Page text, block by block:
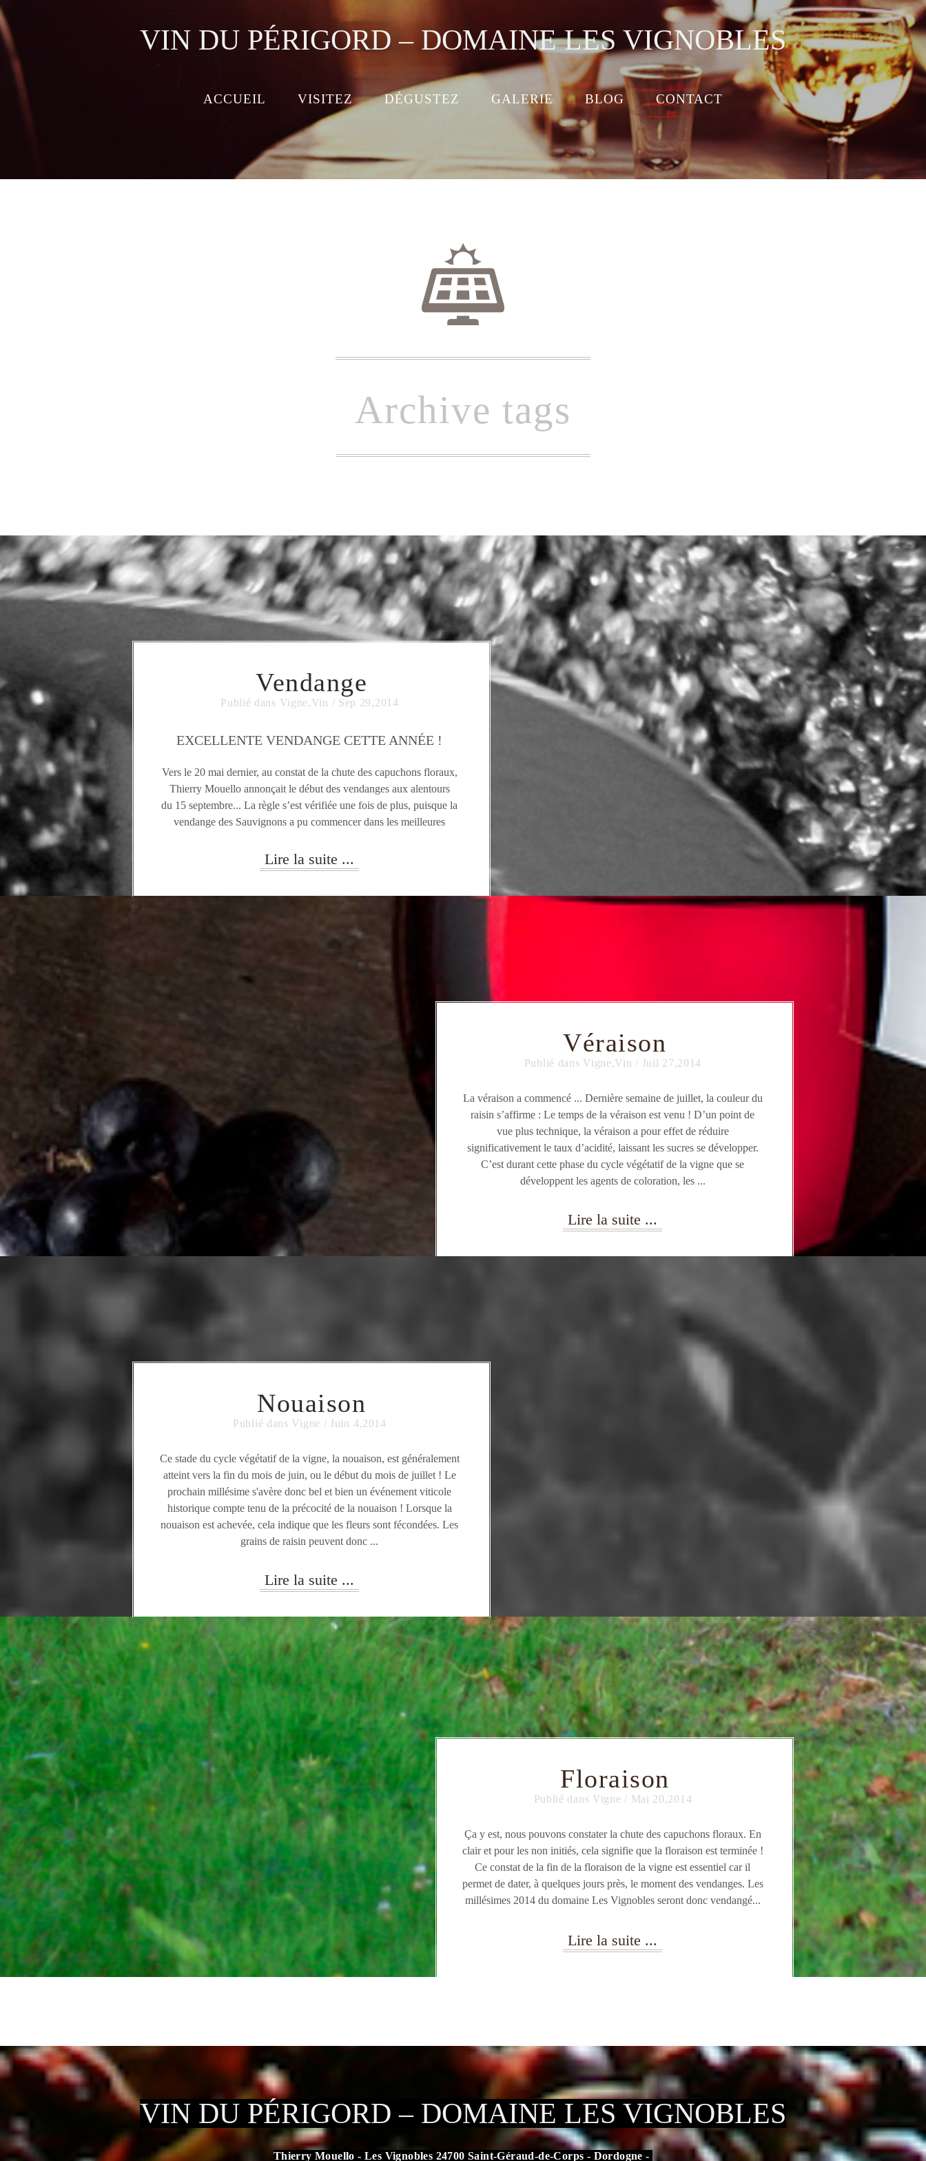
VIN DU PÉRIGORD – DOMAINE LES VIGNOBLES
ACCUEIL VISITEZ DÉGUSTEZ GALERIE BLOG CONTACT
Archive tags
Vendange
Publié dans Vigne,Vin / Sep 29,2014
EXCELLENTE VENDANGE CETTE ANNÉE !
Vers le 20 mai dernier, au constat de la chute des capuchons floraux,
Thierry Mouello annonçait le début des vendanges aux alentours
du 15 septembre... La règle s’est vérifiée une fois de plus, puisque la
vendange des Sauvignons a pu commencer dans les meilleures
Lire la suite ...
Véraison
Publié dans Vigne,Vin / Juil 27,2014
La véraison a commencé ... Dernière semaine de juillet, la couleur du
raisin s’affirme : Le temps de la véraison est venu ! D’un point de
vue plus technique, la véraison a pour effet de réduire
significativement le taux d’acidité, laissant les sucres se développer.
C’est durant cette phase du cycle végétatif de la vigne que se
développent les agents de coloration, les ...
Lire la suite ...
Nouaison
Publié dans Vigne / Juin 4,2014
Ce stade du cycle végétatif de la vigne, la nouaison, est généralement
atteint vers la fin du mois de juin, ou le début du mois de juillet ! Le
prochain millésime s'avère donc bel et bien un événement viticole
historique compte tenu de la précocité de la nouaison ! Lorsque la
nouaison est achevée, cela indique que les fleurs sont fécondées. Les
grains de raisin peuvent donc ...
Lire la suite ...
Floraison
Publié dans Vigne / Mai 20,2014
Ça y est, nous pouvons constater la chute des capuchons floraux. En
clair et pour les non initiés, cela signifie que la floraison est terminée !
Ce constat de la fin de la floraison de la vigne est essentiel car il
permet de dater, à quelques jours près, le moment des vendanges. Les
millésimes 2014 du domaine Les Vignoblesseront donc vendangé...
Lire la suite ...
VIN DU PÉRIGORD – DOMAINE LES VIGNOBLES
Thierry Mouello - Les Vignobles 24700 Saint-Géraud-de-Corps - Dordogne -